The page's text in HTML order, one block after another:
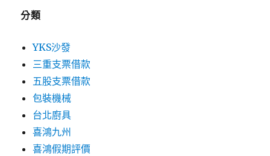
分類
YKS沙發
三重支票借款
五股支票借款
包裝機械
台北廚具
喜鴻九州
喜鴻假期評價